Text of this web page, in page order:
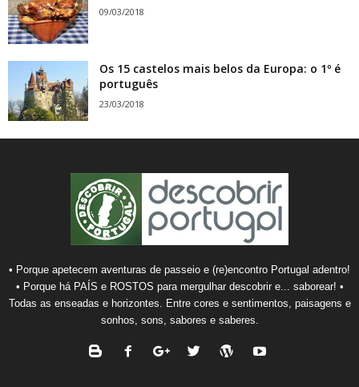
09/03/2018
Os 15 castelos mais belos da Europa: o 1º é
português
23/03/2018
• Porque apetecem aventuras de passeio e (re)encontro Portugal adentro!
• Porque há PAÍS e ROSTOS para mergulhar descobrir e... saborear! •
Todas as enseadas e horizontes. Entre cores e sentimentos, paisagens e
sonhos, sons, sabores e saberes.